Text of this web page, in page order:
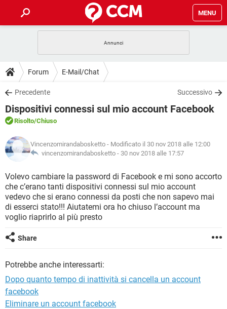
MENU
INTRATTENIMENTO
iOS
INSTAGRAM WHATSAPP
TIKTOK
HARDWARE
GUIDE
COVID-19
iOS
INSTAGRAM
TIKTOK FACEBOOK
DOWNLOAD
COVID-19 GAMING
INTRATTENIMENTO
iOS WINDOWS 10
INSTAGRAM
TIKTOK FACEBOOK
HARDWARE
FORUM
COVID-19
INTRATTENIMENTO ANDROID
INSTAGRAM WHATSAPP
TIKTOK FACEBOOK
HARDWARE
GLOSSARIO
COVID-19
INTRATTENIMENTO ANDROID
iOS WINDOWS 10
INSTAGRAM
Forum E-Mail/Chat
Precedente Successivo
Dispositivi connessi sul mio account Facebook
Risolto/Chiuso
Vincenzomirandabosketto - Modificato il 30 nov 2018 alle 12:00
vincenzomirandabosketto - 30 nov 2018 alle 17:57
Volevo cambiare la password di Facebook e mi sono accorto
che c’erano tanti dispositivi connessi sul mio account
vedevo che si erano connessi da posti che non sapevo mai
di esserci stato!!! Aiutatemi ora ho chiuso l’account ma
voglio riaprirlo al più presto
Share
Potrebbe anche interessarti:
Dopo quanto tempo di inattività si cancella un account
facebook
Eliminare un account facebook